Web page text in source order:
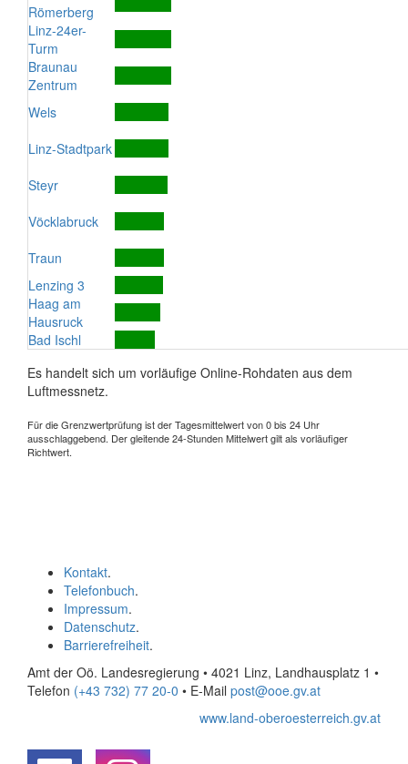
Römerberg
Linz-24er-
Turm
Braunau
Zentrum
Wels
Linz-Stadtpark
Steyr
Vöcklabruck
Traun
Lenzing 3
Haag am
Hausruck
Bad Ischl
Es handelt sich um vorläufige Online-Rohdaten aus dem
Luftmessnetz.
Für die Grenzwertprüfung ist der Tagesmittelwert von 0 bis 24 Uhr
ausschlaggebend. Der gleitende 24-Stunden Mittelwert gilt als vorläufiger
Richtwert.
Kontakt.
Telefonbuch.
Impressum.
Datenschutz.
Barrierefreiheit.
Amt der Oö. Landesregierung • 4021 Linz, Landhausplatz 1 •
Telefon (+43 732) 77 20-0 • E-Mail post@ooe.gv.at
www.land-oberoesterreich.gv.at